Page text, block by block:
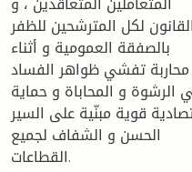
لكل المترشحین للظفر
بالصفقة العمومیة و أثناء
تفشي ظواهر الفساد
الرشوة و المحاباة و حمایة
قویة مبنّیة على السیر
الحسن و الشفاف لجمیع
القطاعات.